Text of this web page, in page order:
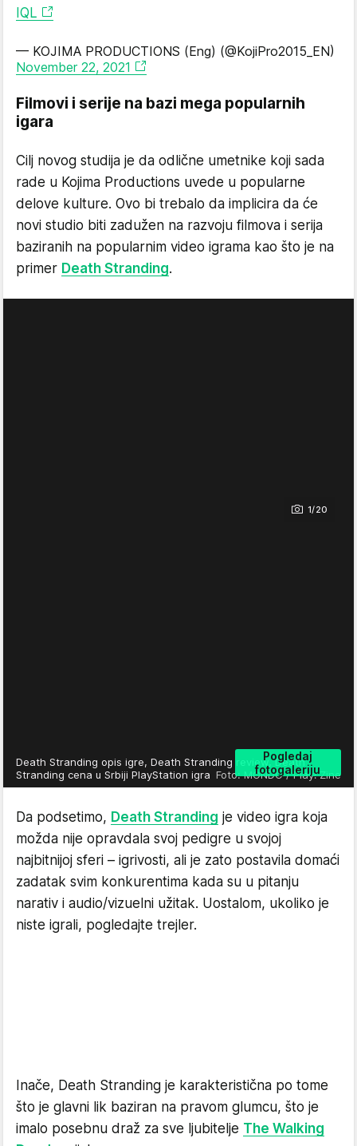
IQL
— KOJIMA PRODUCTIONS (Eng) (@KojiPro2015_EN)
November 22, 2021
Filmovi i serije na bazi mega popularnih
igara
Cilj novog studija je da odlične umetnike koji sada
rade u Kojima Productions uvede u popularne
delove kulture. Ovo bi trebalo da implicira da će
novi studio biti zadužen na razvoju filmova i serija
baziranih na popularnim video igrama kao što je na
primer Death Stranding.
1/20
Pogledaj
fotogaleriju
Death Stranding opis igre, Death Stranding review, Death
Stranding cena u Srbiji PlayStation igra Foto: MONDO / Play! Zine
Da podsetimo, Death Stranding je video igra koja
možda nije opravdala svoj pedigre u svojoj
najbitnijoj sferi – igrivosti, ali je zato postavila domaći
zadatak svim konkurentima kada su u pitanju
narativ i audio/vizuelni užitak. Uostalom, ukoliko je
niste igrali, pogledajte trejler.
Inače, Death Stranding je karakteristična po tome
što je glavni lik baziran na pravom glumcu, što je
imalo posebnu draž za sve ljubitelje The Walking